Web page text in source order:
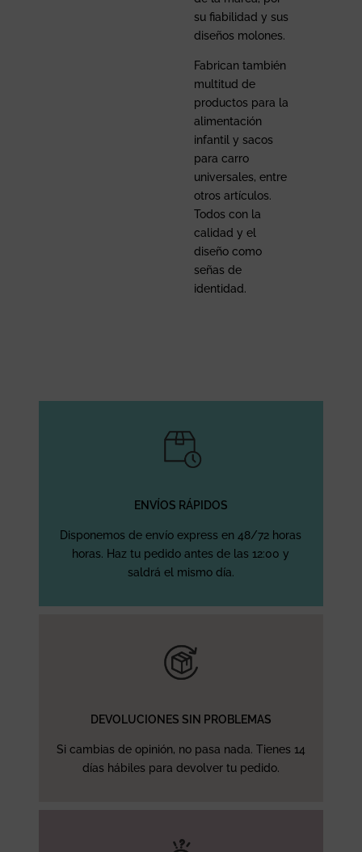
su fiabilidad y sus
diseños molones.
Fabrican también
multitud de
productos para la
alimentación
infantil y sacos
para carro
universales, entre
otros artículos.
Todos con la
calidad y el
diseño como
señas de
identidad.
ENVÍOS RÁPIDOS
Disponemos de envío express en 48/72 horas
horas. Haz tu pedido antes de las 12:00 y
saldrá el mismo día.
DEVOLUCIONES SIN PROBLEMAS
Si cambias de opinión, no pasa nada. Tienes 14
días hábiles para devolver tu pedido.